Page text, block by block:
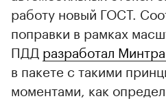
работу новый ГОСТ.
поправки в рамках
ПДД разработал
в пакете с такими
моментами, как